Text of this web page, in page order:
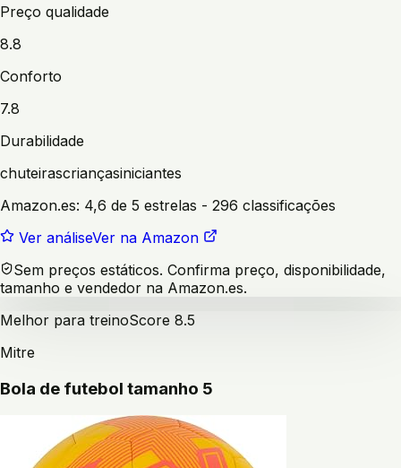
Preço qualidade
8.8
Conforto
7.8
Durabilidade
chuteirascriançasiniciantes
Amazon.es: 4,6 de 5 estrelas - 296 classificações
Ver análiseVer na Amazon
Sem preços estáticos. Confirma preço, disponibilidade,
tamanho e vendedor na Amazon.es.
Melhor para treinoScore 8.5
Mitre
Bola de futebol tamanho 5